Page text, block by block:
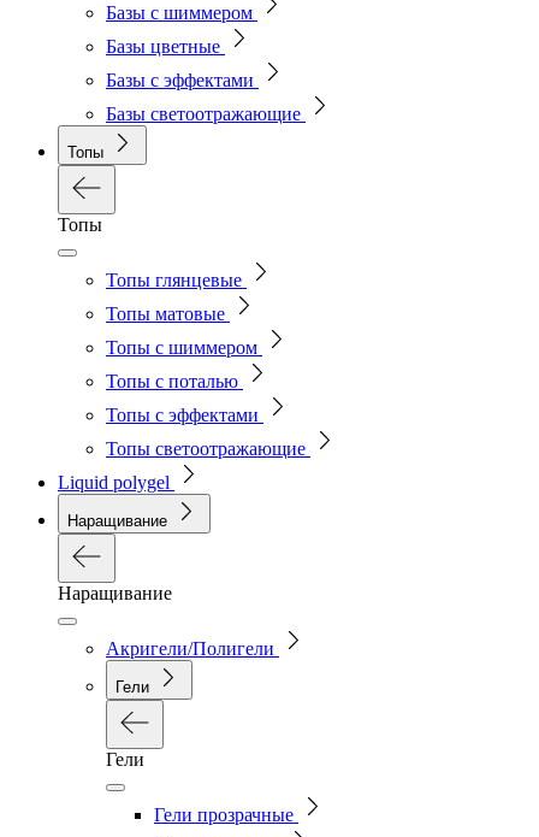
Базы с шиммером
Базы цветные
Базы с эффектами
Базы светоотражающие
Топы
Топы
Топы глянцевые
Топы матовые
Топы с шиммером
Топы с поталью
Топы с эффектами
Топы светоотражающие
Liquid polygel
Наращивание
Наращивание
Акригели/Полигели
Гели
Гели
Гели прозрачные